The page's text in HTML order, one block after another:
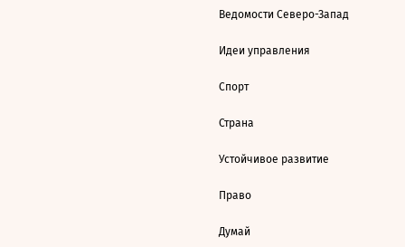
Ведомости Северо-Запад
Идеи управления
Спорт
Страна
Устойчивое развитие
Право
Думай